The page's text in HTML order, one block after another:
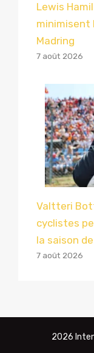
Lewis
minimisent
Madring
7 août 2026
Valtteri
cyclistes
la saison de
7 août 2026
2026